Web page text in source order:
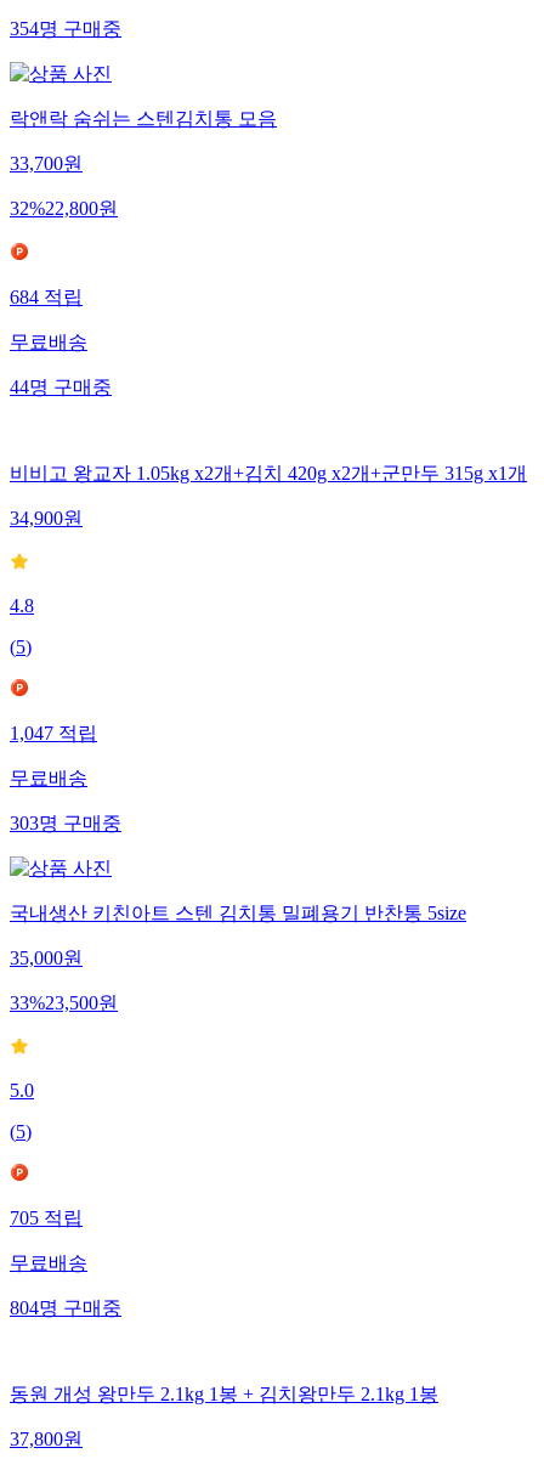
354명구매중
락앤락 숨쉬는 스텐김치통 모음
33,700원
32%22,800원
684적립
무료배송
44명구매중
비비고 왕교자 1.05kg x2개+김치 420g x2개+군만두 315g x1개
34,900원
4.8
(5)
1,047적립
무료배송
303명구매중
국내생산 키친아트 스텐 김치통 밀폐용기 반찬통 5size
35,000원
33%23,500원
5.0
(5)
705적립
무료배송
804명구매중
동원 개성 왕만두 2.1kg 1봉 + 김치왕만두 2.1kg 1봉
37,800원